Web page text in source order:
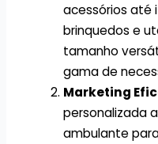
acessórios até
brinquedos e
tamanho
gama de
Marketing
personalizada
ambulante